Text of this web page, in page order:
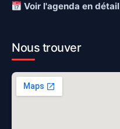
Voir l'agenda en détail
Nous trouver